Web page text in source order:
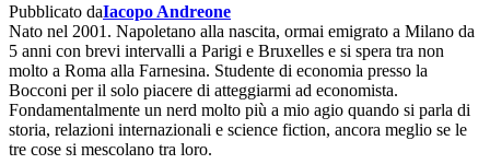
Pubblicato daIacopo Andreone
Nato nel 2001. Napoletano alla nascita, ormai emigrato a Milano da
5 anni con brevi intervalli a Parigi e Bruxelles e si spera tra non
molto a Roma alla Farnesina. Studente di economia presso la
Bocconi per il solo piacere di atteggiarmi ad economista.
Fondamentalmente un nerd molto più a mio agio quando si parla di
storia, relazioni internazionali e science fiction, ancora meglio se le
tre cose si mescolano tra loro.